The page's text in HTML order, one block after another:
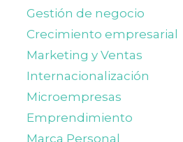
Gestión de negocio
Crecimiento empresarial
Marketing y Ventas
Internacionalización
Microempresas
Emprendimiento
Marca Personal